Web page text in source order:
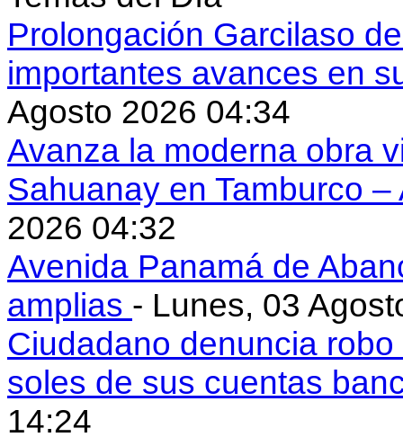
Prolongación Garcilaso
importantes avances en
Agosto 2026 04:34
Avanza la moderna obra
Sahuanay en Tamburco
2026 04:32
Avenida Panamá de
amplias - Lunes, 03
Ciudadano denuncia
soles de sus cuentas
14:24